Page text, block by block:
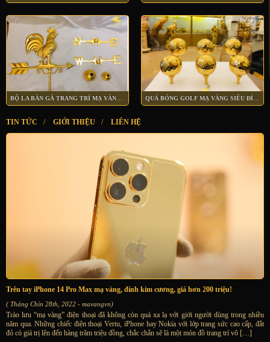
BỘ LA BÀN GÀ TRANG TRÍ MẠ VÀNG 24K QUẢ BÓNG GOLF MẠ VÀNG SIÊU ĐỈNH
TIN TỨC / GIỚI THIỆU / LIÊN HỆ
Trên tay iPhone 14 Pro Max mạ vàng, đính kim cương, giá hơn 200 triệu!
( Tháng Chín 28th, 2022 - mavangvn)
Trào lưu “mạ vàng” điện thoại đã không còn quá xa lạ với giới người dùng trong nhiều
năm qua. Những chiếc điện thoại Vertu, iPhone hay Nokia với lớp trang sức cao cấp, đắt
đỏ có giá trị lên đến hàng trăm triệu đồng, chắc chắn sẽ là một món đồ trang trí vô […]